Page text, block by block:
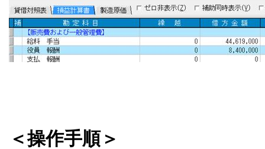
＜操作手順＞